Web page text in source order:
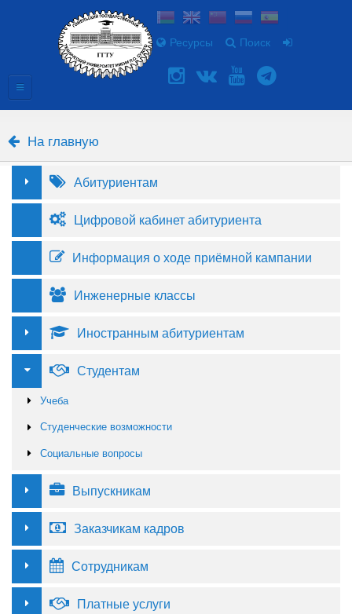
Ресурсы Поиск
На главную
Абитуриентам
Цифровой кабинет абитуриента
Информация о ходе приёмной кампании
Инженерные классы
Иностранным абитуриентам
Студентам
Учеба
Студенческие возможности
Социальные вопросы
Выпускникам
Заказчикам кадров
Сотрудникам
Платные услуги